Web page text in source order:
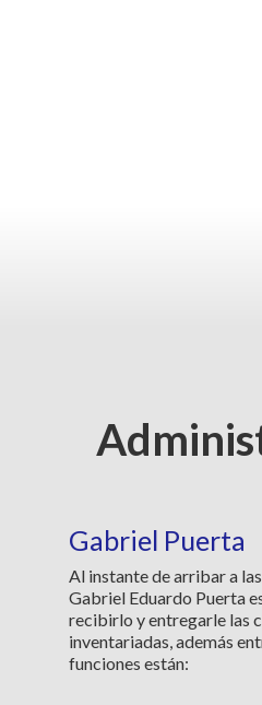
Gabriel Puerta
Al instante de arribar a
Gabriel Eduardo Puerta
recibirlo y entregarle las
inventariadas, además
funciones están: